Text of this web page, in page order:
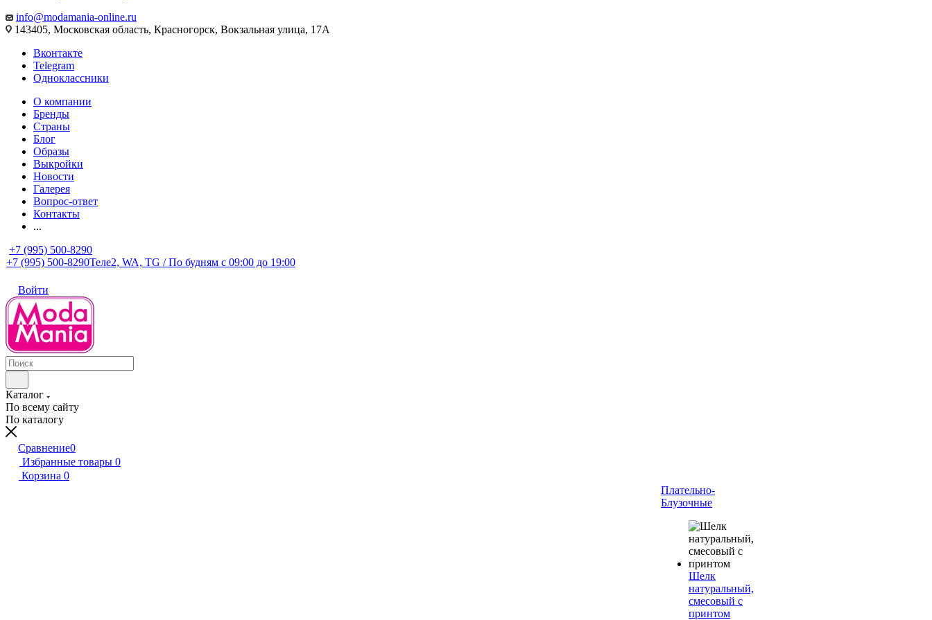
info@modamania-online.ru
143405, Московская область, Красногорск, Вокзальная улица, 17А
Вконтакте
Telegram
Одноклассники
О компании
Бренды
Страны
Блог
Образы
Выкройки
Новости
Галерея
Вопрос-ответ
Контакты
...
+7 (995) 500-8290
+7 (995) 500-8290Теле2, WA, TG / По будням c 09:00 до 19:00
Войти
Каталог
По всему сайту
По каталогу
Сравнение0
Избранные товары 0
Корзина 0
Плательно-
Блузочные
Шелк
натуральный,
смесовый с
принтом